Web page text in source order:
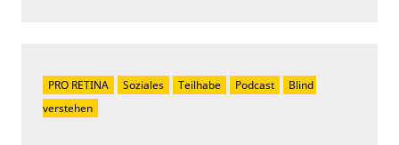
PRO RETINA Soziales Teilhabe Podcast
Blind
verstehen